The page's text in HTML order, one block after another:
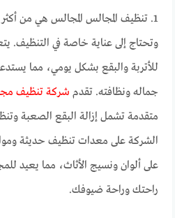
1. تنظيف المجالس المجالس هي من
وتحتاج إلى عناية خاصة في التنظيف.
للأتربة والبقع بشكل يومي، مما
جماله ونظافته. تقدم شركة تنظيف
متقدمة تشمل إزالة البقع الصعبة
الشركة على معدات تنظيف حديثة
على ألوان ونسيج الأثاث، مما يعيد
راحتك وراحة ضيوفك.